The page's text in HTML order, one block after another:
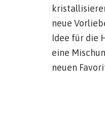
neue
Idee für die
eine
neuen